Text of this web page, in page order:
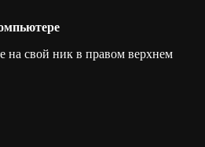
на свой ник в правом верхнем